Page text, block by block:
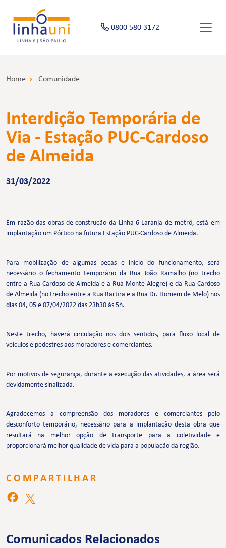
0800 580 3172
Home Comunidade
Interdição Temporária de
Via - Estação PUC-Cardoso
de Almeida
31/03/2022
Em razão das obras de construção da Linha 6-Laranja de metrô, está em
implantação um Pórtico na futura Estação PUC-Cardoso de Almeida.
Para mobilização de algumas peças e início do funcionamento, será
necessário o fechamento temporário da Rua João Ramalho (no trecho
entre a Rua Cardoso de Almeida e a Rua Monte Alegre) e da Rua Cardoso
de Almeida (no trecho entre a Rua Bartira e a Rua Dr. Homem de Melo) nos
dias 04, 05 e 07/04/2022 das 23h30 às 5h.
Neste trecho, haverá circulação nos dois sentidos, para fluxo local de
veículos e pedestres aos moradores e comerciantes.
Por motivos de segurança, durante a execução das atividades, a área será
devidamente sinalizada.
Agradecemos a compreensão dos moradores e comerciantes pelo
desconforto temporário, necessário para a implantação desta obra que
resultará na melhor opção de transporte para a coletividade e
proporcionará melhor qualidade de vida para a população da região.
COMPARTILHAR
Comunicados Relacionados